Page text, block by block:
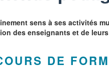
sens à ses activités
des enseignants et de
DE